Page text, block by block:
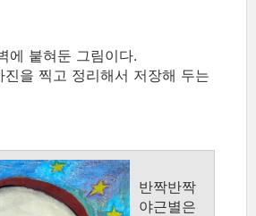
에 붙혀둔 그림이다.
진을 찍고 정리해서 저장해 두는
반짝반짝
야근별은